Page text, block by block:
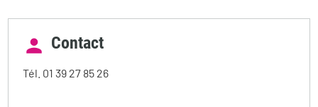
Contact
Tél. 01 39 27 85 26